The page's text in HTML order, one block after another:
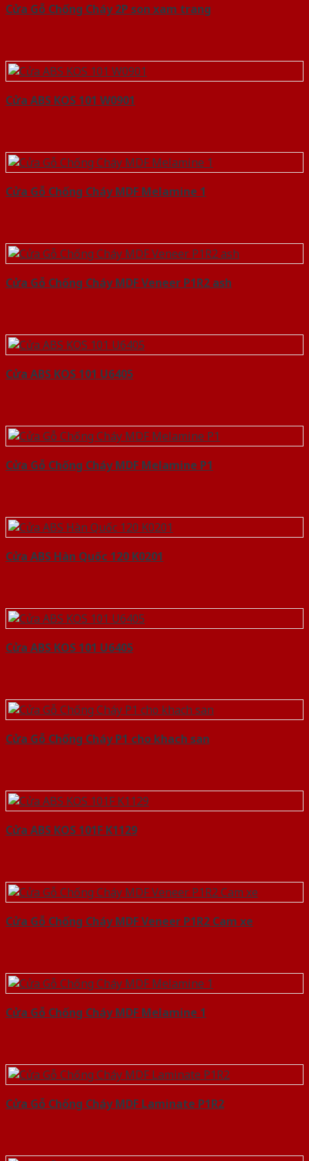
Cửa Gỗ Chống Cháy 2P son xam trang
Cửa ABS KOS 101 W0901
Cửa Gỗ Chống Cháy MDF Melamine 1
Cửa Gỗ Chống Cháy MDF Veneer P1R2 ash
Cửa ABS KOS 101 U6405
Cửa Gỗ Chống Cháy MDF Melamine P1
Cửa ABS Hàn Quốc 120 K0201
Cửa ABS KOS 101 U6405
Cửa Gỗ Chống Cháy P1 cho khach san
Cửa ABS KOS 101F K1129
Cửa Gỗ Chống Cháy MDF Veneer P1R2 Cam xe
Cửa Gỗ Chống Cháy MDF Melamine 1
Cửa Gỗ Chống Cháy MDF Laminate P1R2